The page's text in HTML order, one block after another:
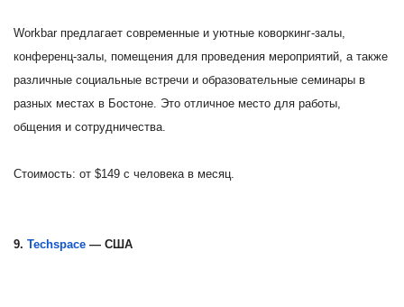
Workbar предлагает современные и уютные коворкинг-залы,
конференц-залы, помещения для проведения мероприятий, а также
различные социальные встречи и образовательные семинары в
разных местах в Бостоне. Это отличное место для работы,
общения и сотрудничества.
Стоимость: от $149 с человека в месяц.
9. Techspace — США